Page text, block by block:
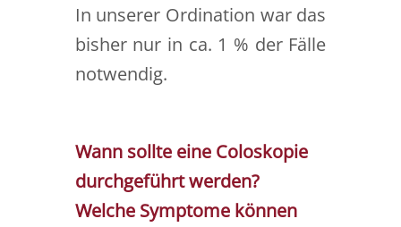
In unserer Ordination war das
bisher nur in ca. 1 % der Fälle
notwendig.
Wann sollte eine Coloskopie
durchgeführt werden?
Welche Symptome können